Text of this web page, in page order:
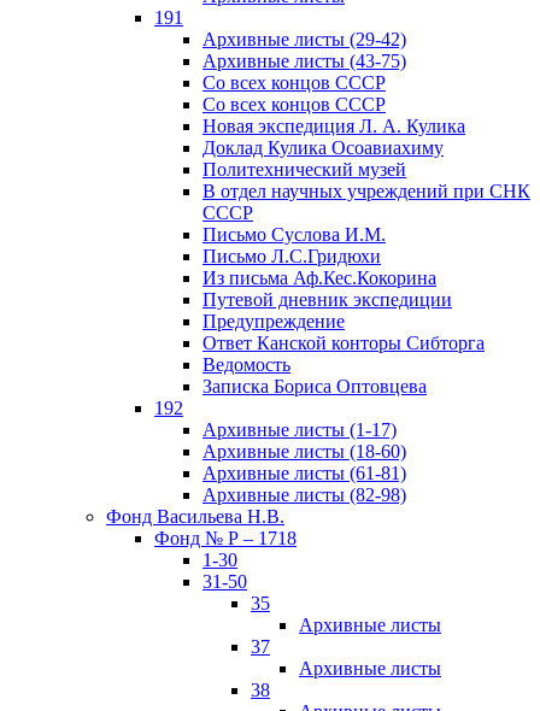
191
Архивные листы (29-42)
Архивные листы (43-75)
Со всех концов СССР
Со всех концов СССР
Новая экспедиция Л. А. Кулика
Доклад Кулика Осоавиахиму
Политехнический музей
В отдел научных учреждений при СНК
СССР
Письмо Суслова И.М.
Письмо Л.С.Гридюхи
Из письма Аф.Кес.Кокорина
Путевой дневник экспедиции
Предупреждение
Ответ Канской конторы Сибторга
Ведомость
Записка Бориса Оптовцева
192
Архивные листы (1-17)
Архивные листы (18-60)
Архивные листы (61-81)
Архивные листы (82-98)
Фонд Васильева Н.В.
Фонд № Р – 1718
1-30
31-50
35
Архивные листы
37
Архивные листы
38